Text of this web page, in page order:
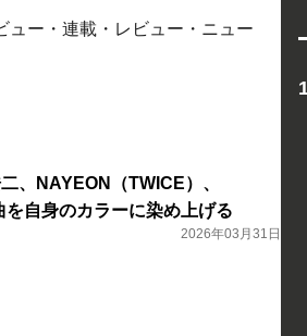
ュー・連載・レビュー・ニュー
、NAYEON（TWICE）、
自身のカラーに染め上げる
2026年03月31日